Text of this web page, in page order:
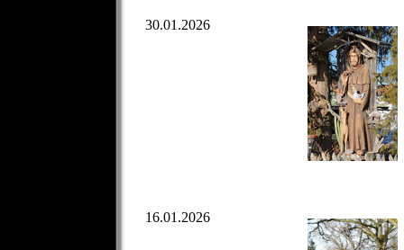
30.01.2026
16.01.2026